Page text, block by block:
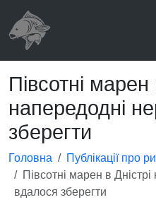
Півсотні марен
напередодні
зберегти
Головна
Публікації про
Півсотні марен в
вдалося зберегти